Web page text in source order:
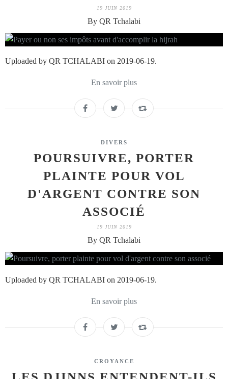
19 JUIN 2019
By QR Tchalabi
Uploaded by QR TCHALABI on 2019-06-19.
En savoir plus
DIVERS
POURSUIVRE, PORTER
PLAINTE POUR VOL
D'ARGENT CONTRE SON
ASSOCIÉ
19 JUIN 2019
By QR Tchalabi
Uploaded by QR TCHALABI on 2019-06-19.
En savoir plus
CROYANCE